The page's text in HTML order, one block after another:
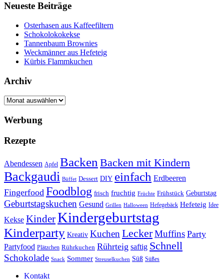
Neueste Beiträge
Osterhasen aus Kaffeefiltern
Schokolokokekse
Tannenbaum Brownies
Weckmänner aus Hefeteig
Kürbis Flammkuchen
Archiv
Archiv
Werbung
Rezepte
Abendessen Apfel Backen Backen mit Kindern
Backgaudi Büffet Dessert DIY einfach Erdbeeren
Fingerfood Foodblog frisch fruchtig Früchte Frühstück Geburtstag
Geburtstagskuchen Gesund Grillen Halloween Hefegebäck Hefeteig Idee
Kekse KinderKindergeburtstag
Kinderparty Kreativ KuchenLeckerMuffins Party
Partyfood Plätzchen Rührkuchen Rührteig saftig Schnell
Schokolade Snack Sommer Streuselkuchen Süß Süßes
Kontakt